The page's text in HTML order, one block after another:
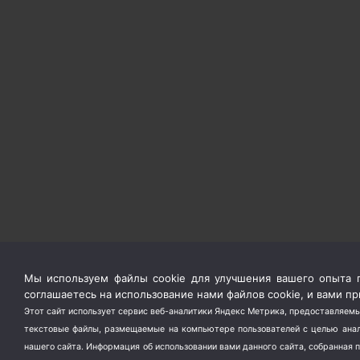
Мы используем файлы cookie для улучшения вашего опыта
соглашаетесь на использование нами файлов cookie, и вами
Этот сайт использует сервис веб-аналитики Яндекс Метрика,
текстовые файлы, размещаемые на компьютере пользователей с целью
нашего сайта. Информация об использовании вами данного сайта,